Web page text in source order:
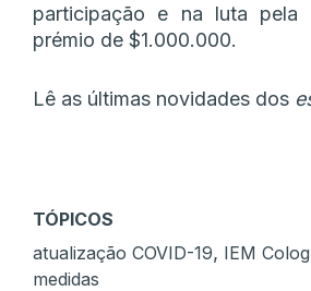
participação e na luta pela
prémio de $1.000.000.
Lê as últimas novidades dos
TÓPICOS
atualização COVID-19, IEM
medidas